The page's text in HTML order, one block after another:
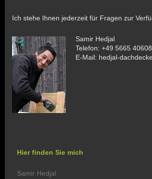
Ich stehe Ihnen jederzeit für Fragen zur
Samir Hedjal
Telefon: +49 5665
E-Mail: hedjal-
Hier finden Sie mich
Samir Hedjal